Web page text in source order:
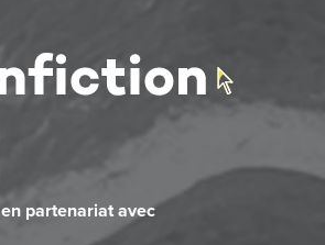
en partenariat avec